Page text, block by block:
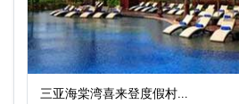
三亚海棠湾喜来登度假村…